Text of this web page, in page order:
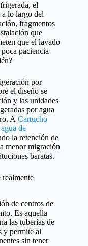
el
a lo largo del
fragmentos
que
que el lavado
paciencia
por
el diseño se
y las unidades
por agua
A Cartucho
de
la retención de
menor migración
baratas.
de centros de
Es aquella
las tuberías de
y permite al
sin tener